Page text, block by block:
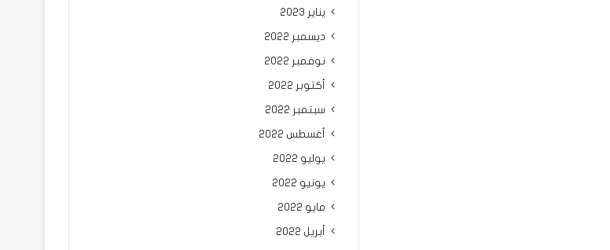
يناير 2023
ديسمبر 2022
نوفمبر 2022
أكتوبر 2022
سبتمبر 2022
أغسطس 2022
يوليو 2022
يونيو 2022
مايو 2022
أبريل 2022